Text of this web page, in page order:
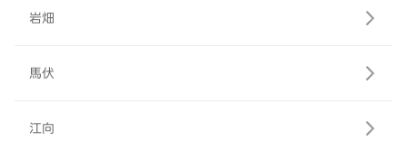
岩畑
馬伏
江向